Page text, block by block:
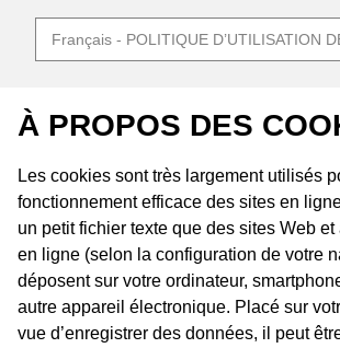
À PROPOS DES
Les cookies sont très largement utilisés
fonctionnement efficace des sites en
un petit fichier texte que des sites Web
en ligne (selon la configuration de votre
déposent sur votre ordinateur,
autre appareil électronique. Placé sur
vue d’enregistrer des données, il peut